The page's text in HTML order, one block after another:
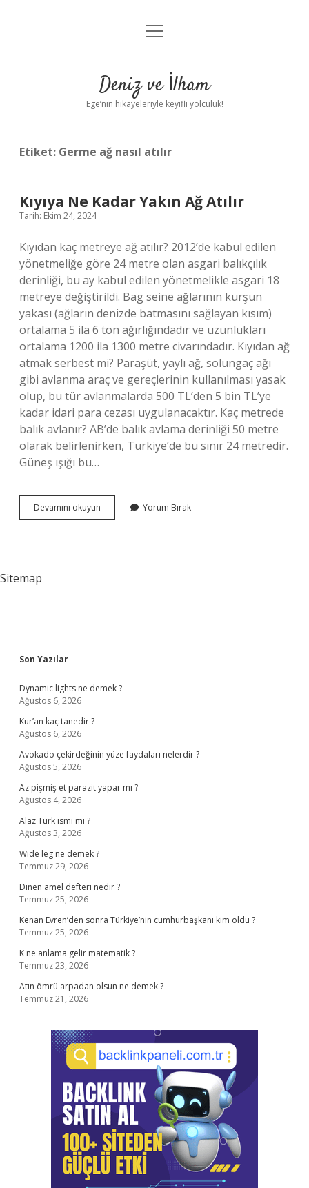
Anasayfa
Yasal Uyarı
menüyü
Deniz ve İlham
Ege’nin hikayeleriyle keyifli yolculuk!
Etiket: Germe ağ nasıl atılır
Kıyıya Ne Kadar Yakın Ağ Atılır
Tarih: Ekim 24, 2024
Kıyıdan kaç metreye ağ atılır? 2012’de kabul edilen
yönetmeliğe göre 24 metre olan asgari balıkçılık
derinliği, bu ay kabul edilen yönetmelikle asgari 18
metreye değiştirildi. Bag seine ağlarının kurşun
yakası (ağların denizde batmasını sağlayan kısım)
ortalama 5 ila 6 ton ağırlığındadır ve uzunlukları
ortalama 1200 ila 1300 metre civarındadır. Kıyıdan ağ
atmak serbest mi? Paraşüt, yaylı ağ, solungaç ağı
gibi avlanma araç ve gereçlerinin kullanılması yasak
olup, bu tür avlanmalarda 500 TL’den 5 bin TL’ye
kadar idari para cezası uygulanacaktır. Kaç metrede
balık avlanır? AB’de balık avlama derinliği 50 metre
olarak belirlenirken, Türkiye’de bu sınır 24 metredir.
Güneş ışığı bu…
Devamını okuyun
Ne
Yorum Bırak
Sitemap
Sidebar
Son Yazılar
Dynamic lights ne demek ?
Ağustos 6, 2026
Kur’an kaç tanedir ?
Ağustos 6, 2026
Avokado çekirdeğinin yüze faydaları nelerdir ?
Ağustos 5, 2026
Az pişmiş et parazit yapar mı ?
Ağustos 4, 2026
Alaz Türk ismi mi ?
Ağustos 3, 2026
Wıde leg ne demek ?
Temmuz 29, 2026
Dinen amel defteri nedir ?
Temmuz 25, 2026
Kenan Evren’den sonra Türkiye’nin cumhurbaşkanı kim oldu ?
Temmuz 25, 2026
K ne anlama gelir matematik ?
Temmuz 23, 2026
Atın ömrü arpadan olsun ne demek ?
Temmuz 21, 2026